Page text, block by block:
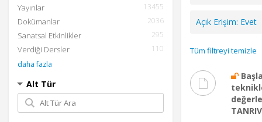
Yayınlar 13455
Dokümanlar 2036
Sanatsal Etkinlikler 295
Verdiği Dersler
110
daha fazla
Alt Tür
Açık Erişim: Evet
Tüm filtreyi temizle